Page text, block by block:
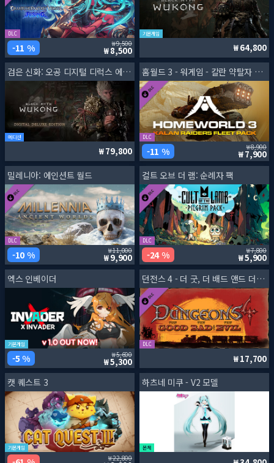
DLC
11 % 9,500
8,500
기본게임
64,800
검은 신화: 오공 디지털 디럭스 에디션
에디션
79,800
홈월드 3 - 워게임 - 칼란 약탈자 함대 팩
DLC
11 % 8,900
7,900
밀레니아: 에인션트 월드
DLC
10 % 11,000
9,900
컬트 오브 더 램: 순례자 팩
DLC
24 % 7,800
5,900
엑스 인베이더
기본게임
5 % 5,600
5,300
던전스 4 - 더 굿, 더 배드 앤드 더 이블
DLC
17,700
캣 퀘스트 3
기본게임
22,800
하츠네 미쿠 - V2 모델
본체